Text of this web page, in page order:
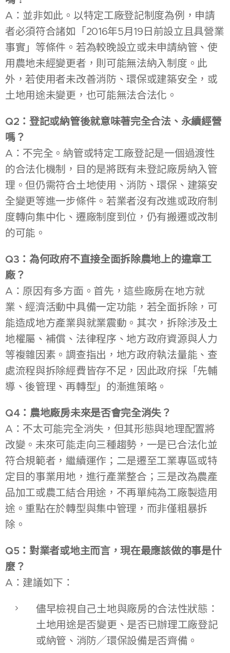
A：並非如此。以特定工廠登記制度為例，申請
者必須符合諸如「2016年5月19日前設立且具營業
事實」等條件。若為較晚設立或未申請納管、使
用農地未經變更者，則可能無法納入制度。此
外，若使用者未改善消防、環保或建築安全，或
土地用途未變更，也可能無法合法化。
Q2：登記或納管後就意味著完全合法、永續經營
嗎？
A：不完全。納管或特定工廠登記是一個過渡性
的合法化機制，目的是將既有未登記廠房納入管
理。但仍需符合土地使用、消防、環保、建築安
全變更等進一步條件。若業者沒有改進或政府制
度轉向集中化、遷廠制度到位，仍有搬遷或改制
的可能。
Q3：為何政府不直接全面拆除農地上的違章工
廠？
A：原因有多方面。首先，這些廠房在地方就
業、經濟活動中具備一定功能，若全面拆除，可
能造成地方產業與就業震動。其次，拆除涉及土
地權屬、補償、法律程序、地方政府資源與人力
等複雜因素。調查指出，地方政府執法量能、查
處流程與拆除經費皆存不足，因此政府採「先輔
導、後管理、再轉型」的漸進策略。
Q4：農地廠房未來是否會完全消失？
A：不太可能完全消失，但其形態與地理配置將
改變。未來可能走向三種趨勢，一是已合法化並
符合規範者，繼續運作；二是遷至工業專區或特
定目的事業用地，進行產業整合；三是改為農產
品加工或農工結合用途，不再單純為工廠製造用
途。重點在於轉型與集中管理，而非僅粗暴拆
除。
Q5：對業者或地主而言，現在最應該做的事是什
麼？
A：建議如下：
儘早檢視自己土地與廠房的合法性狀態：
土地用途是否變更、是否已辦理工廠登記
或納管、消防／環保設備是否齊備。